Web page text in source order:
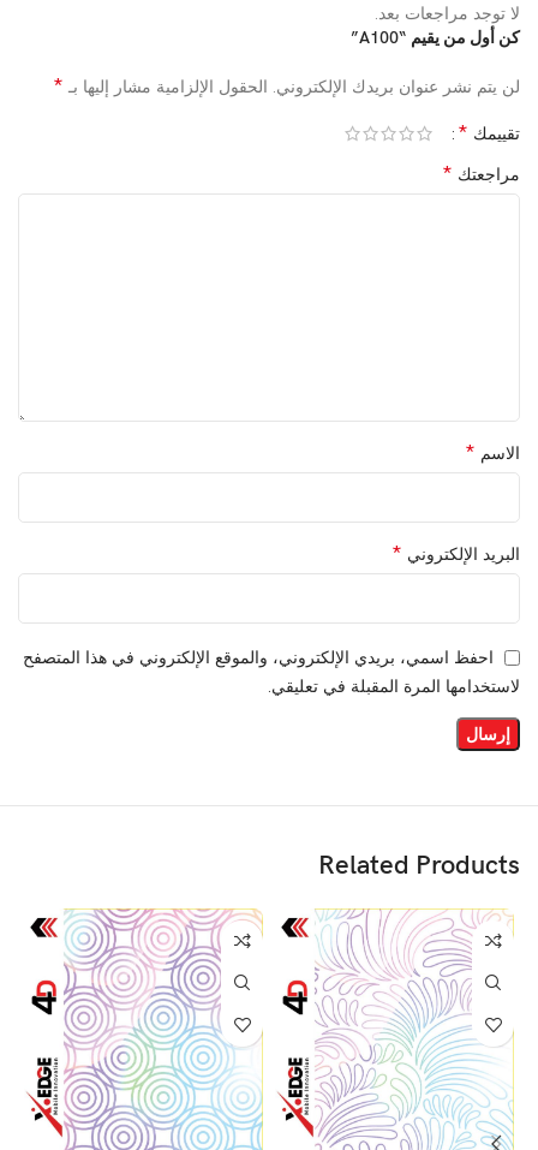
لا توجد مراجعات بعد.
كن أول من يقيم “A100”
لن يتم نشر عنوان بريدك الإلكتروني. الحقول الإلزامية مشار إليها بـ *
تقييمك *
مراجعتك *
الاسم *
البريد الإلكتروني *
احفظ اسمي، بريدي الإلكتروني، والموقع الإلكتروني في هذا المتصفح
لاستخدامها المرة المقبلة في تعليقي.
Related Products